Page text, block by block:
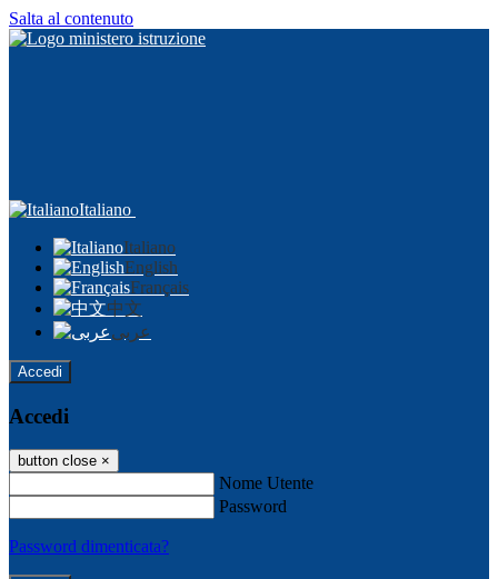
Salta al contenuto
Italiano
Italiano
English
Français
中文
عربى
Accedi
Accedi
button close ×
Nome Utente
Password
Password dimenticata?